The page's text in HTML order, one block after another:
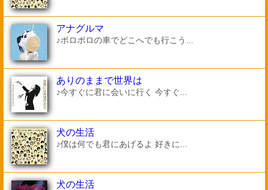
アナグルマ
♪ボロボロの車でどこへでも行こう...
ありのままで世界は
♪今すぐに君に会いに行く 今すぐ...
犬の生活
♪僕は何でも君にあげるよ 好きに...
犬の生活